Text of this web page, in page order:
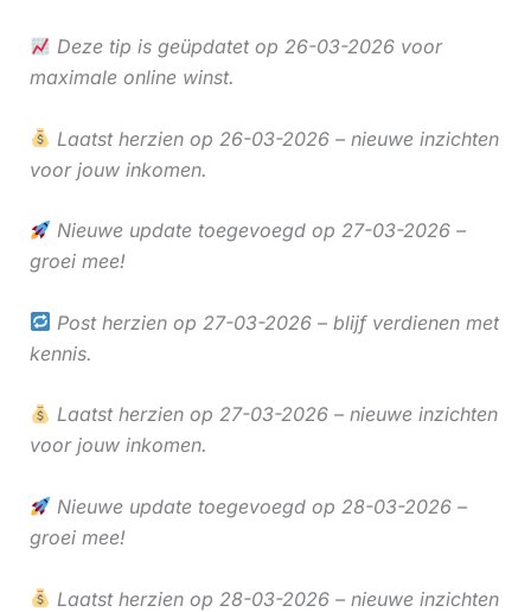
Deze tip is geüpdatet op 26-03-2026 voor
maximale online winst.
Laatst herzien op 26-03-2026 – nieuwe inzichten
voor jouw inkomen.
Nieuwe update toegevoegd op 27-03-2026 –
groei mee!
Post herzien op 27-03-2026 – blijf verdienen met
kennis.
Laatst herzien op 27-03-2026 – nieuwe inzichten
voor jouw inkomen.
Nieuwe update toegevoegd op 28-03-2026 –
groei mee!
Laatst herzien op 28-03-2026 – nieuwe inzichten